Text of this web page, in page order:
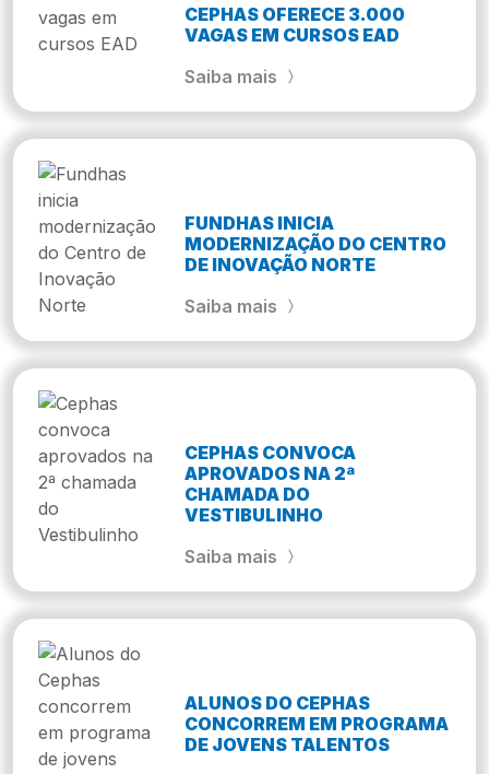
CEPHAS OFERECE 3.000
VAGAS EM CURSOS EAD
Saiba mais
FUNDHAS INICIA
MODERNIZAÇÃO DO CENTRO
DE INOVAÇÃO NORTE
Saiba mais
CEPHAS CONVOCA
APROVADOS NA 2ª
CHAMADA DO
VESTIBULINHO
Saiba mais
ALUNOS DO CEPHAS
CONCORREM EM PROGRAMA
DE JOVENS TALENTOS